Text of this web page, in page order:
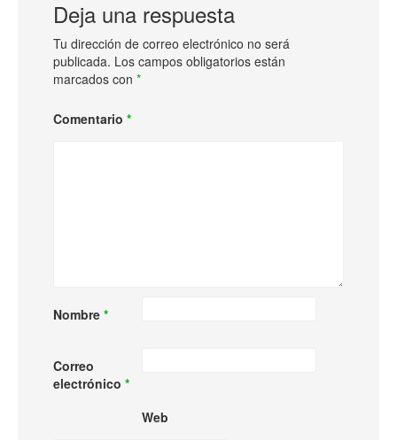
Deja una respuesta
Tu dirección de correo electrónico no será
publicada. Los campos obligatorios están
marcados con *
Comentario *
Nombre *
Correo
electrónico *
Web